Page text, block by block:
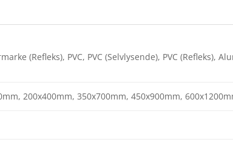
(Refleks), PVC, PVC (Selvlysende), PVC (Refleks),
200x400mm, 350x700mm, 450x900mm,